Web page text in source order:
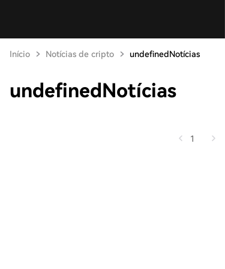
Início Notícias de cripto undefinedNotícias
undefinedNotícias
1